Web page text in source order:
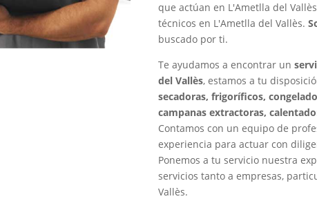
que actúan en L'Ametlla del
técnicos en L'Ametlla del Vallès.
buscado por ti.
Te ayudamos a encontrar un
del Vallès, estamos a tu
secadoras, frigoríficos,
campanas extractoras,
Contamos con un equipo de
experiencia para actuar con
Ponemos a tu servicio nuestra
servicios tanto a empresas,
Vallès.